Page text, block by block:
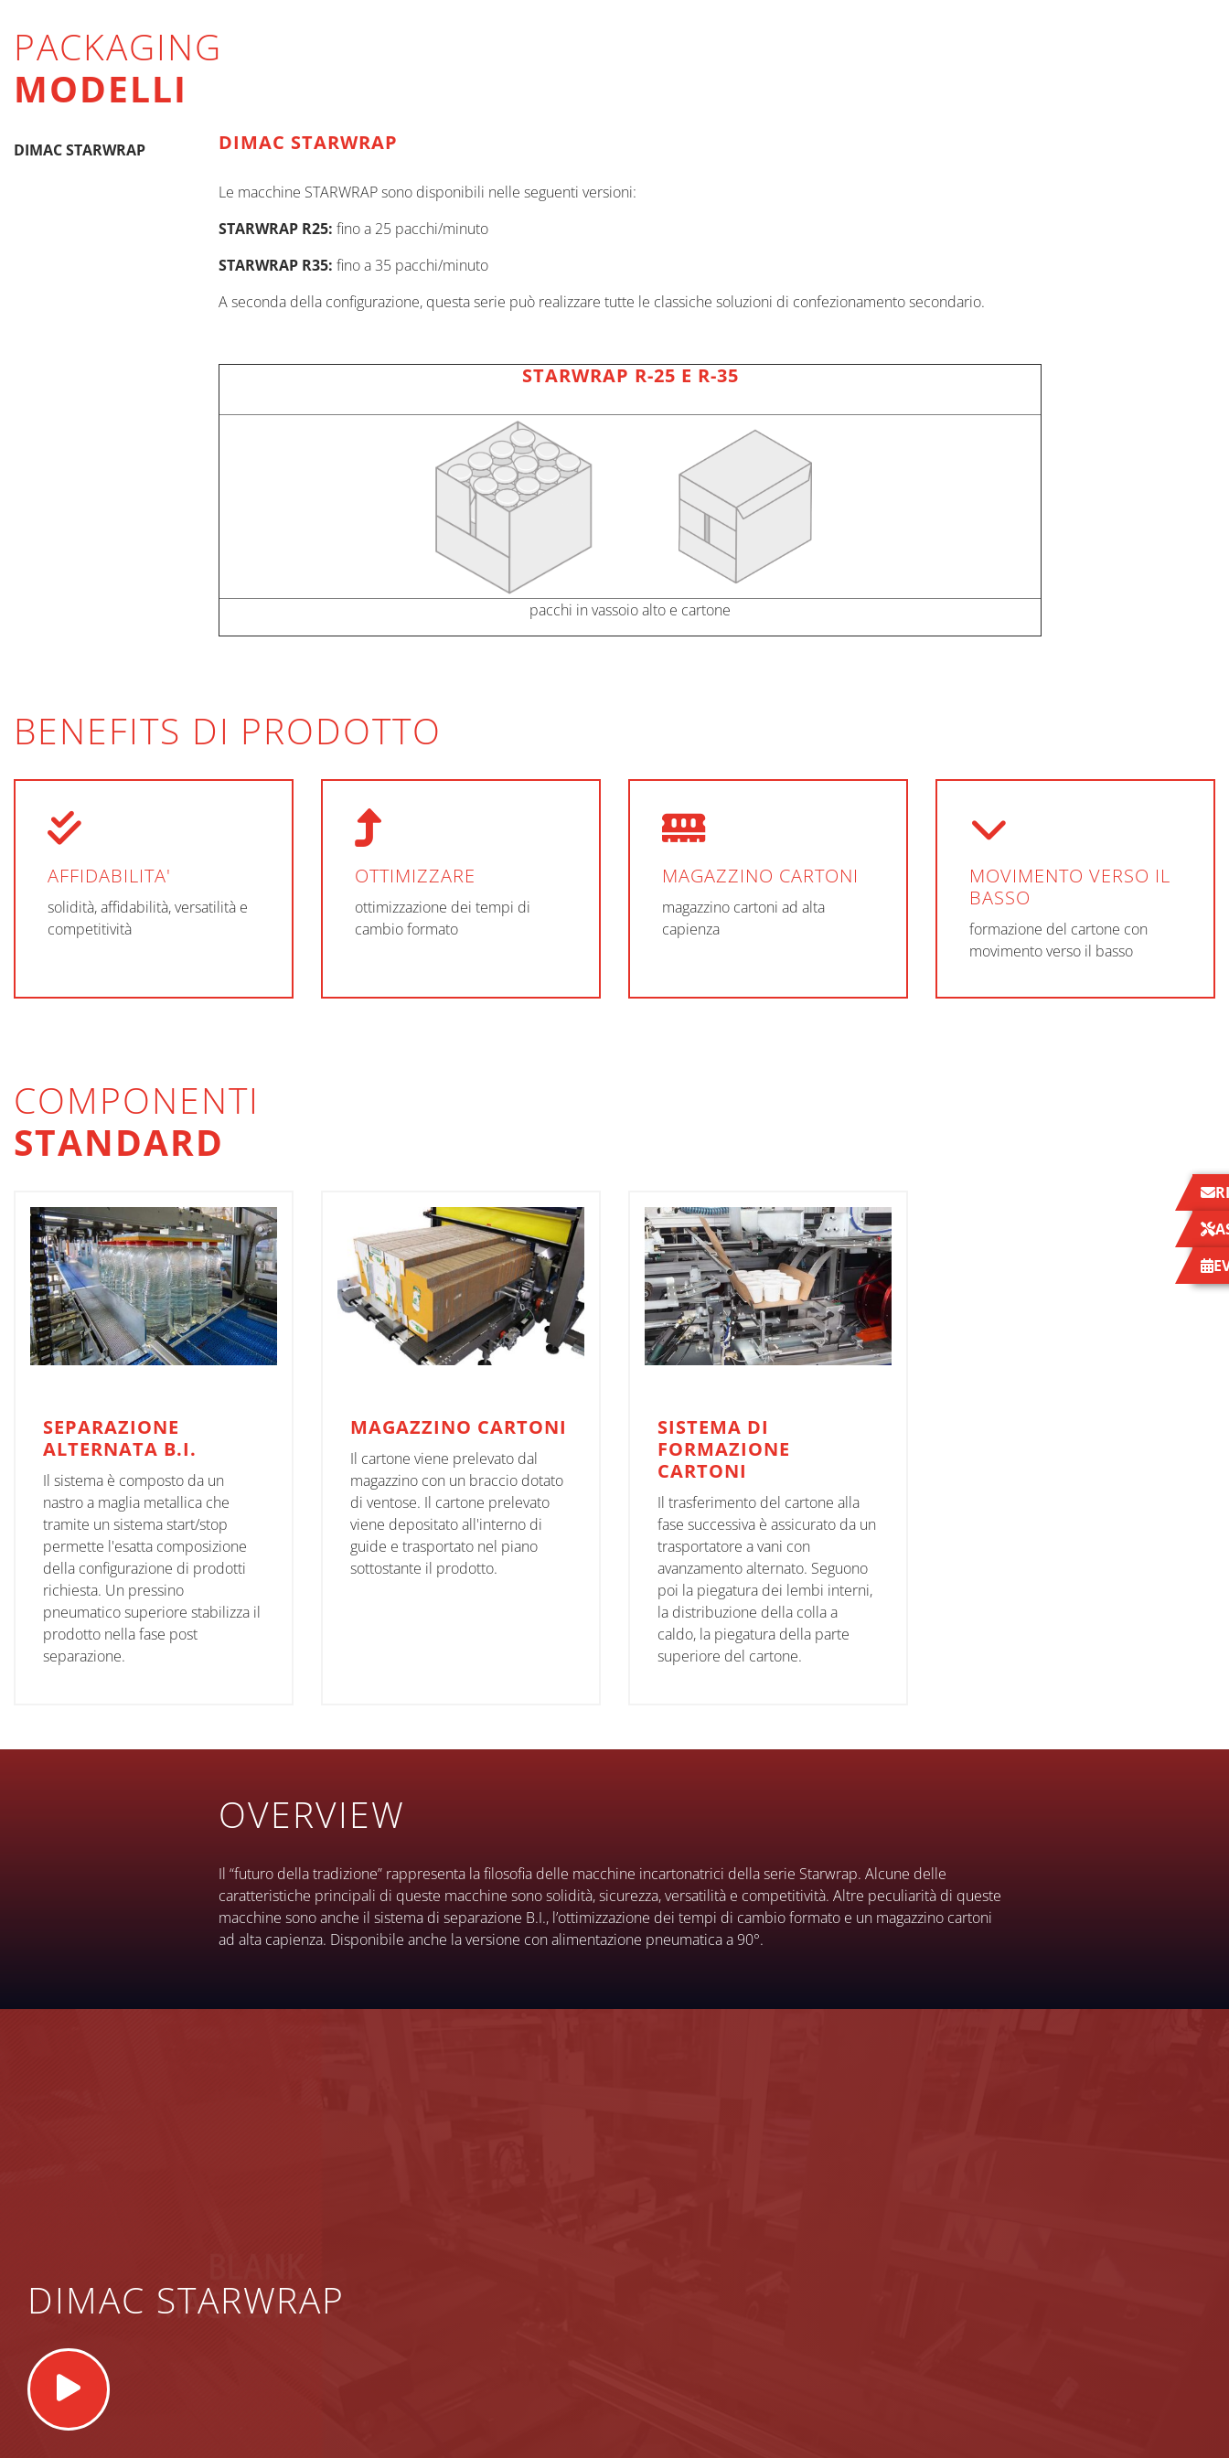
PACKAGING
MODELLI
DIMAC STARWRAP DIMAC STARWRAP
Le macchine STARWRAP sono disponibili nelle seguenti versioni:
STARWRAP R25: fino a 25 pacchi/minuto
STARWRAP R35: fino a 35 pacchi/minuto
A seconda della configurazione, questa serie può realizzare tutte le classiche soluzioni di confezionamento secondario.
STARWRAP R-25 E R-35
pacchi in vassoio alto e cartone
BENEFITS DI PRODOTTO
AFFIDABILITA'
solidità, affidabilità, versatilità e
competitività
OTTIMIZZARE
ottimizzazione dei tempi di
cambio formato
MAGAZZINO CARTONI
magazzino cartoni ad alta
capienza
MOVIMENTO VERSO IL
BASSO
formazione del cartone con
movimento verso il basso
COMPONENTI
STANDARD
SEPARAZIONE
ALTERNATA B.I.
Il sistema è composto da un
nastro a maglia metallica che
tramite un sistema start/stop
permette l'esatta composizione
della configurazione di prodotti
richiesta. Un pressino
pneumatico superiore stabilizza il
prodotto nella fase post
separazione.
MAGAZZINO CARTONI
Il cartone viene prelevato dal
magazzino con un braccio dotato
di ventose. Il cartone prelevato
viene depositato all'interno di
guide e trasportato nel piano
sottostante il prodotto.
SISTEMA DI
FORMAZIONE
CARTONI
Il trasferimento del cartone alla
fase successiva è assicurato da un
trasportatore a vani con
avanzamento alternato. Seguono
poi la piegatura dei lembi interni,
la distribuzione della colla a
caldo, la piegatura della parte
superiore del cartone.
OVERVIEW
Il “futuro della tradizione” rappresenta la filosofia delle macchine incartonatrici della serie Starwrap. Alcune delle
caratteristiche principali di queste macchine sono solidità, sicurezza, versatilità e competitività. Altre peculiarità di queste
macchine sono anche il sistema di separazione B.I., l’ottimizzazione dei tempi di cambio formato e un magazzino cartoni
ad alta capienza. Disponibile anche la versione con alimentazione pneumatica a 90°.
DIMAC STARWRAP
Play